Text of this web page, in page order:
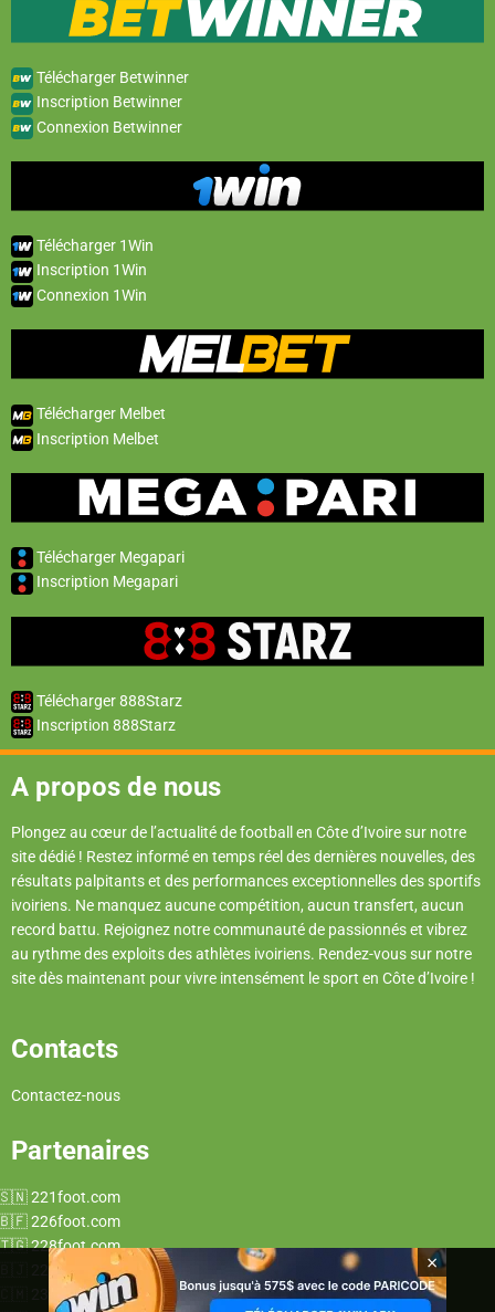
Télécharger Betwinner
Inscription Betwinner
Connexion Betwinner
Télécharger 1Win
Inscription 1Win
Connexion 1Win
Télécharger Melbet
Inscription Melbet
Télécharger Megapari
Inscription Megapari
Télécharger 888Starz
Inscription 888Starz
A propos de nous
Plongez au cœur de l’actualité de football en Côte d’Ivoire sur notre
site dédié ! Restez informé en temps réel des dernières nouvelles, des
résultats palpitants et des performances exceptionnelles des sportifs
ivoiriens. Ne manquez aucune compétition, aucun transfert, aucun
record battu. Rejoignez notre communauté de passionnés et vibrez
au rythme des exploits des athlètes ivoiriens. Rendez-vous sur notre
site dès maintenant pour vivre intensément le sport en Côte d’Ivoire !
Contacts
Contactez-nous
Partenaires
221foot.com
226foot.com
228foot.com
229foot.com
237foot.com
×